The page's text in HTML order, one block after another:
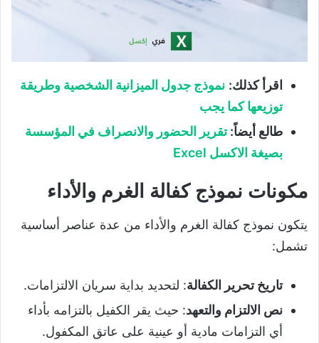
اقرأ كذلك: نموذج جدول الميزانية الشخصية وطريقة
توزيعها كما يجب
طالع أيضاً:تقرير الحضور والانصراف في المؤسسة
بصيغة الاكسل Excel
مكونات نموذج كفالة الغرم والأداء
يتكون نموذج كفالة الغرم والأداء من عدة عناصر أساسية
تشمل:
تاريخ تحرير الكفالة: لتحديد بداية سريان الالتزامات.
نص الالتزام والتعهد: حيث يقر الكفيل بالتزامه بأداء
أي التزامات مادية أو عينية على عاتق المكفول.